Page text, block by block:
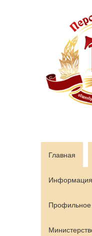
Главная
Профильное